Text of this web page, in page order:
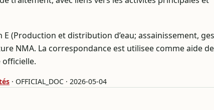
(Production et distribution d’eau; assainissement,
NMA. La correspondance est utilisee comme aide de
· OFFICIAL_DOC · 2026-05-04